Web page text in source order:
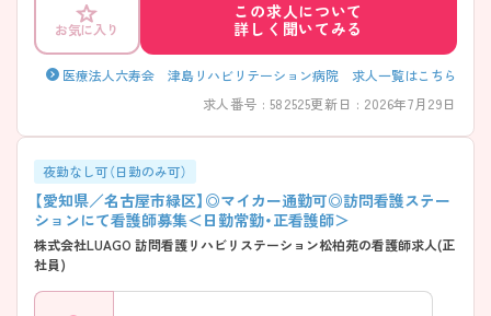
お気に入り
この求人について
詳しく聞いてみる
医療法人六寿会 津島リハビリテーション病院 求人一覧はこちら
求人番号 : 582525更新日 : 2026年7月29日
夜勤なし可（日勤のみ可）
【愛知県／名古屋市緑区】◎マイカー通勤可◎訪問看護ステー
ションにて看護師募集＜日勤常勤・正看護師＞
株式会社LUAGO 訪問看護リハビリステーション松柏苑の看護師求人(正
社員)